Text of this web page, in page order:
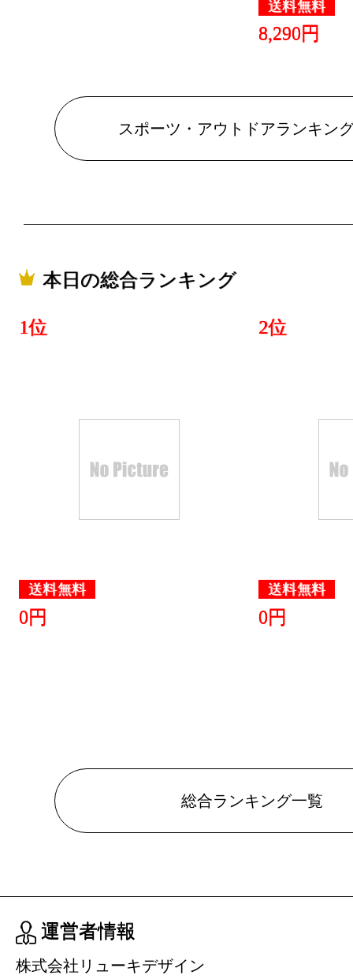
送料無料
8,290円
スポーツ・アウトドアランキン
本日の総合ランキング
1位
送料無料
0円
2位
送料無料
0円
総合ランキング一覧
運営者情報
株式会社リューキデザイン